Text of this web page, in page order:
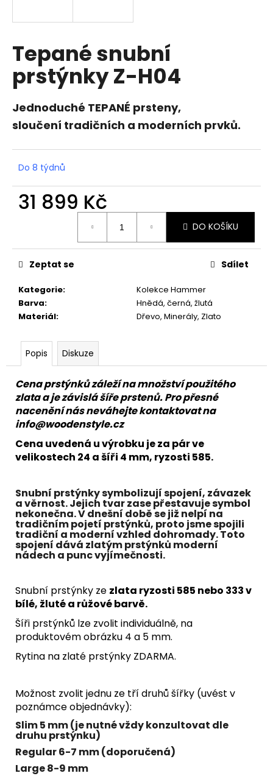
Tepané snubní
prstýnky Z-H04
Jednoduché TEPANÉ prsteny,
sloučení tradičních a moderních prvků.
Do 8 týdnů
31 899 Kč
DO KOŠÍKU
Kategorie:
Kolekce Hammer
Barva:
Hnědá, černá, žlutá
Materiál: Dřevo, Minerály, Zlato
Zeptat se Sdílet
Popis Diskuze
Cena prstýnků záleží na množství použitého
zlata a je závislá šíře prstenů. Pro přesné
nacenění nás neváhejte kontaktovat na
info@woodenstyle.cz
Cena uvedená u výrobku je za pár ve
velikostech 24 a šíři 4 mm, ryzosti 585.
Snubní prstýnky symbolizují spojení, závazek
a věrnost. Jejich tvar zase přestavuje symbol
nekonečna. V dnešní době se již nelpí na
tradičním pojetí prstýnků, proto jsme spojili
tradiční a moderní vzhled dohromady. Toto
spojení dává zlatým prstýnků moderní
nádech a punc vyjímečnosti.
Snubní prstýnky ze zlata ryzosti 585 nebo 333 v
bílé, žluté a růžové barvě.
Šíři prstýnků lze zvolit individuálně, na
produktovém obrázku 4 a 5 mm.
Rytina na zlaté prstýnky ZDARMA.
Možnost zvolit jednu ze tří druhů šířky (uvést v
poznámce objednávky):
Slim 5 mm (je nutné vždy konzultovat dle
druhu prstýnku)
Regular 6-7 mm (doporučená)
Large 8-9 mm
í
t
?
D
o
r
u
u
e